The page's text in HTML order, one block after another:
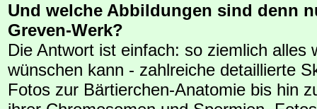
Und welche Abbildungen sind denn
Greven-Werk?
Die Antwort ist einfach: so ziemlich alles
wünschen kann - zahlreiche detaillierte
Fotos zur Bärtierchen-Anatomie bis hin